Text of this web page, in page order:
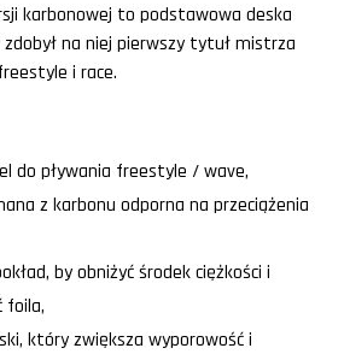
karbonowej to podstawowa deska
na niej pierwszy tytuł mistrza
i race.
do pływania freestyle / wave,
z karbonu odporna na przeciążenia
by obniżyć środek ciężkości i
foila,
który zwiększa wyporowość i